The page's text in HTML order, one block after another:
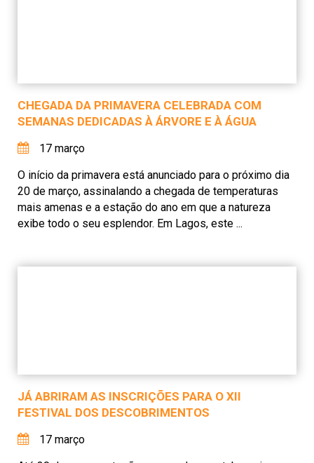
CHEGADA DA PRIMAVERA CELEBRADA COM
SEMANAS DEDICADAS À ÁRVORE E À ÁGUA
17 março
O início da primavera está anunciado para o próximo dia
20 de março, assinalando a chegada de temperaturas
mais amenas e a estação do ano em que a natureza
exibe todo o seu esplendor. Em Lagos, este ...
JÁ ABRIRAM AS INSCRIÇÕES PARA O XII
FESTIVAL DOS DESCOBRIMENTOS
17 março